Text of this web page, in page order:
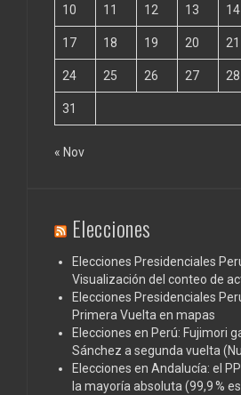
10 11 12 13 14
17 18 19 20 21
24 25 26 27 28
31
« Nov
Elecciones
Elecciones Presidenciales
Visualización del conteo de
Elecciones Presidenciales
Primera Vuelta en mapas
Elecciones en Perú: Fujimori
Sánchez a segunda vuelta
Elecciones en Andalucía: el
la mayoría absoluta (99,9 %